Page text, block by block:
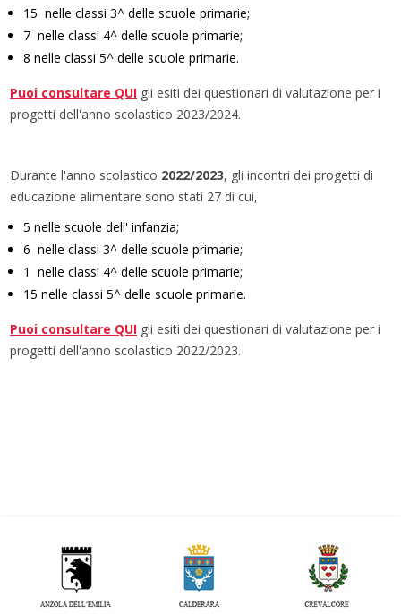
15 nelle classi 3^ delle scuole primarie;
7 nelle classi 4^ delle scuole primarie;
8 nelle classi 5^ delle scuole primarie.
Puoi consultare QUI gli esiti dei questionari di valutazione per i
progetti dell'anno scolastico 2023/2024.
Durante l'anno scolastico 2022/2023, gli incontri dei progetti di
educazione alimentare sono stati 27 di cui,
5 nelle scuole dell' infanzia;
6 nelle classi 3^ delle scuole primarie;
1 nelle classi 4^ delle scuole primarie;
15 nelle classi 5^ delle scuole primarie.
Puoi consultare QUI gli esiti dei questionari di valutazione per i
progetti dell'anno scolastico 2022/2023.